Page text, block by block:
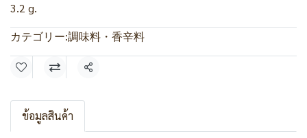
3.2 g.
カテゴリー:調味料・香辛料
共有
ข้อมูลสินค้า